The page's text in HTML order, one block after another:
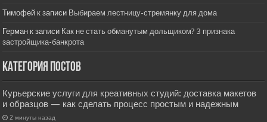
Тимофей к записи Выбираем лестницу-стремянку для дома
Герман к записи Как не стать обманутым дольщиком? 3 признака
застройщика-банкрота
Категория постов
Курьерские услуги для креативных студий: доставка макетов
и образцов — как сделать процесс простым и надежным
2 минуты назад